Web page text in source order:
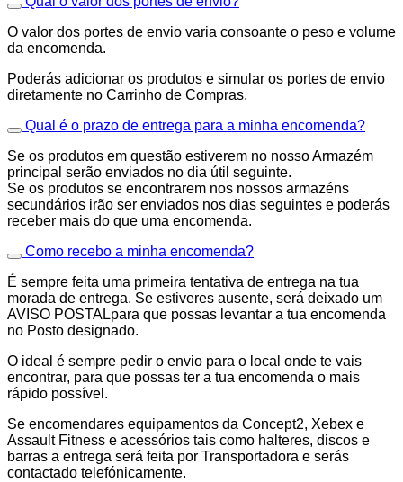
O valor dos portes de envio varia consoante o peso e volume
da encomenda.
Poderás adicionar os produtos e simular os portes de envio
diretamente no Carrinho de Compras.
Qual é o prazo de entrega para a minha encomenda?
Se os produtos em questão estiverem no nosso Armazém
principal serão enviados no dia útil seguinte.
Se os produtos se encontrarem nos nossos armazéns
secundários irão ser enviados nos dias seguintes e poderás
receber mais do que uma encomenda.
Como recebo a minha encomenda?
É sempre feita uma primeira tentativa de entrega na tua
morada de entrega. Se estiveres ausente, será deixado um
AVISO POSTALpara que possas levantar a tua encomenda
no Posto designado.
O ideal é sempre pedir o envio para o local onde te vais
encontrar, para que possas ter a tua encomenda o mais
rápido possível.
Se encomendares equipamentos da Concept2, Xebex e
Assault Fitness e acessórios tais como halteres, discos e
barras a entrega será feita por Transportadora e serás
contactado telefónicamente.